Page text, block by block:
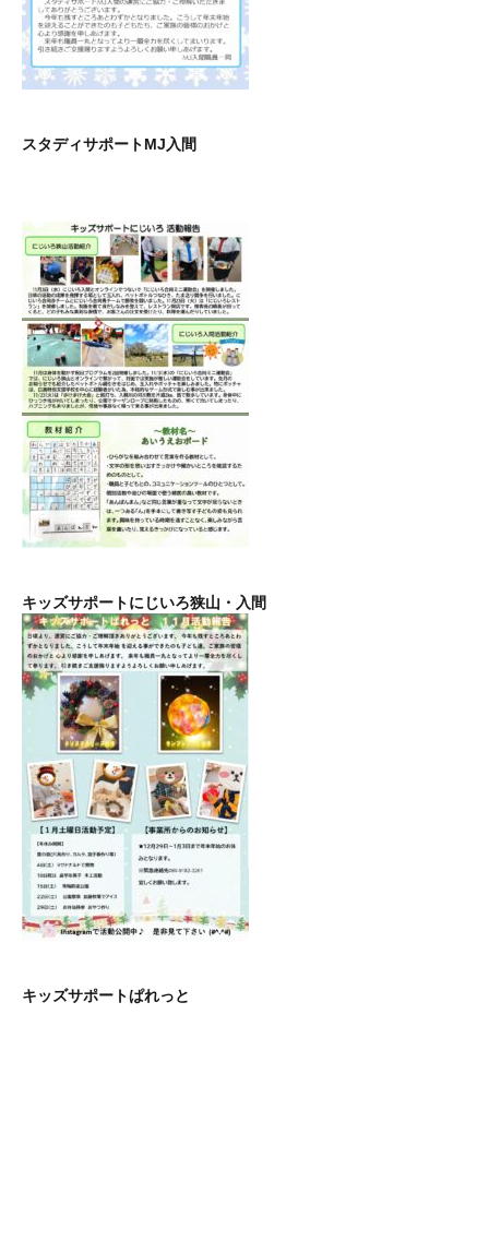
スタディサポートMJ入間
キッズサポートにじいろ狭山・入間
キッズサポートぱれっと